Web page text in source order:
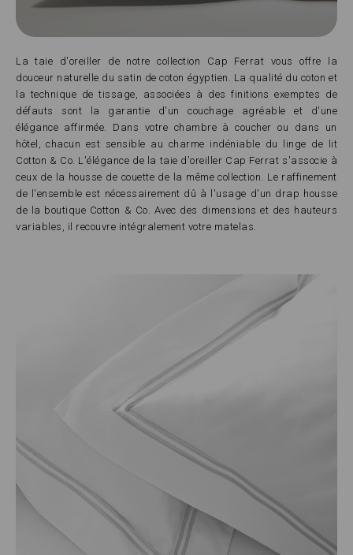
La taie d'oreiller de notre collection Cap Ferrat vous offre la
douceur naturelle du satin de coton égyptien. La qualité du coton et
la technique de tissage, associées à des finitions exemptes de
défauts sont la garantie d'un couchage agréable et d'une
élégance affirmée. Dans votre chambre à coucher ou dans un
hôtel, chacun est sensible au charme indéniable du linge de lit
Cotton & Co. L'élégance de la taie d'oreiller Cap Ferrat s'associe à
ceux de la housse de couette de la même collection. Le raffinement
de l'ensemble est nécessairement dû à l'usage d'un drap housse
de la boutique Cotton & Co. Avec des dimensions et des hauteurs
variables, il recouvre intégralement votre matelas.